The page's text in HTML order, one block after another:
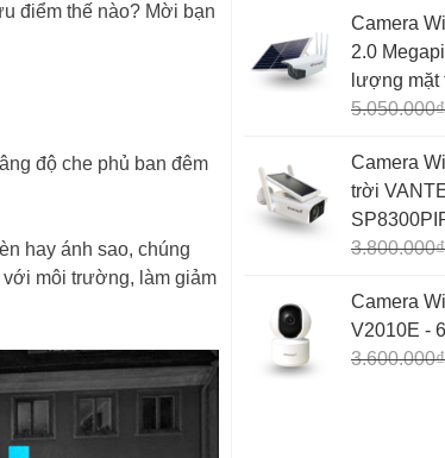
điểm thế nào? Mời bạn
độ che phủ ban đêm
hay ánh sao, chúng
với môi trường, làm giảm
Camera
2.0
lượng mặt
5.050.000₫
Camera
trời
3.800.000₫
Camera
V2010E -
3.600.000₫